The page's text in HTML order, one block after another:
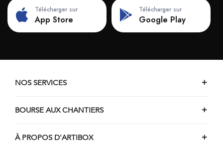
Chantiers de travaux de démolition de Sombreffe
Chantiers de travaux de démolition de Viroinval
Chantiers de travaux de démolition de Beauraing
Chantiers de travaux de démolition de Couvin
Télécharger sur
App Store
Télécharger sur
Google Play
NOS SERVICES
BOURSE AUX CHANTIERS
À PROPOS D'ARTIBOX